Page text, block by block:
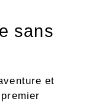
sans
et